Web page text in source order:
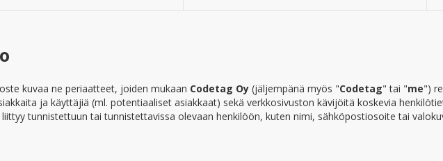
kuvaa ne periaatteet, joiden mukaan Codetag Oy (jäljempänä myös "Codetag" tai "me")
ja käyttäjiä (ml. potentiaaliset asiakkaat) sekä verkkosivuston kävijöitä koskevia
tunnistettuun tai tunnistettavissa olevaan henkilöön, kuten nimi, sähköpostiosoite tai